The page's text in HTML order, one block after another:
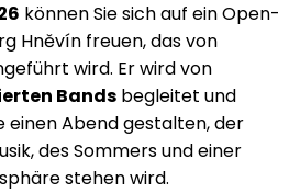
können Sie sich auf ein Open-
Hněvín freuen, das von
wird. Er wird von
Bands begleitet und
einen Abend gestalten, der
des Sommers und einer
stehen wird.